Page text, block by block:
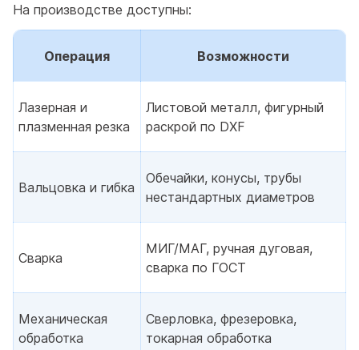
На производстве доступны:
Операция Возможности
Лазерная и
плазменная резка
Листовой металл, фигурный
раскрой по DXF
Вальцовка и гибка
Обечайки, конусы, трубы
нестандартных диаметров
Сварка
МИГ/МАГ, ручная дуговая,
сварка по ГОСТ
Механическая
обработка
Сверловка, фрезеровка,
токарная обработка